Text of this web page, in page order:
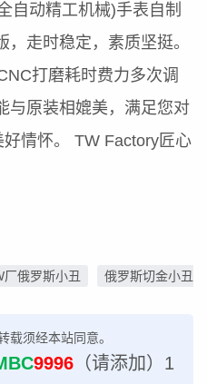
自动精工机械)手表自制
走时稳定，素质坚挺。
打磨耗时费力多次调
与原装相媲美，满足您对
情怀。 TW Factory匠心
厂俄罗斯小丑
俄罗斯切金小丑
载须经本站同意。
9996 （请添加）1